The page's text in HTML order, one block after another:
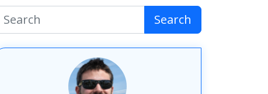
Search